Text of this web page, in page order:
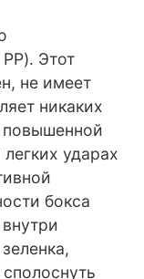
Этот
не имеет
никаких
повышенной
ударах
бокса